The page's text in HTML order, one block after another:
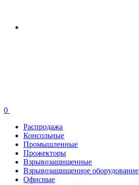
0
Распродажа
Консольные
Промышленные
Прожекторы
Взрывозащищенные
Взрывозащищенное оборудование
Офисные